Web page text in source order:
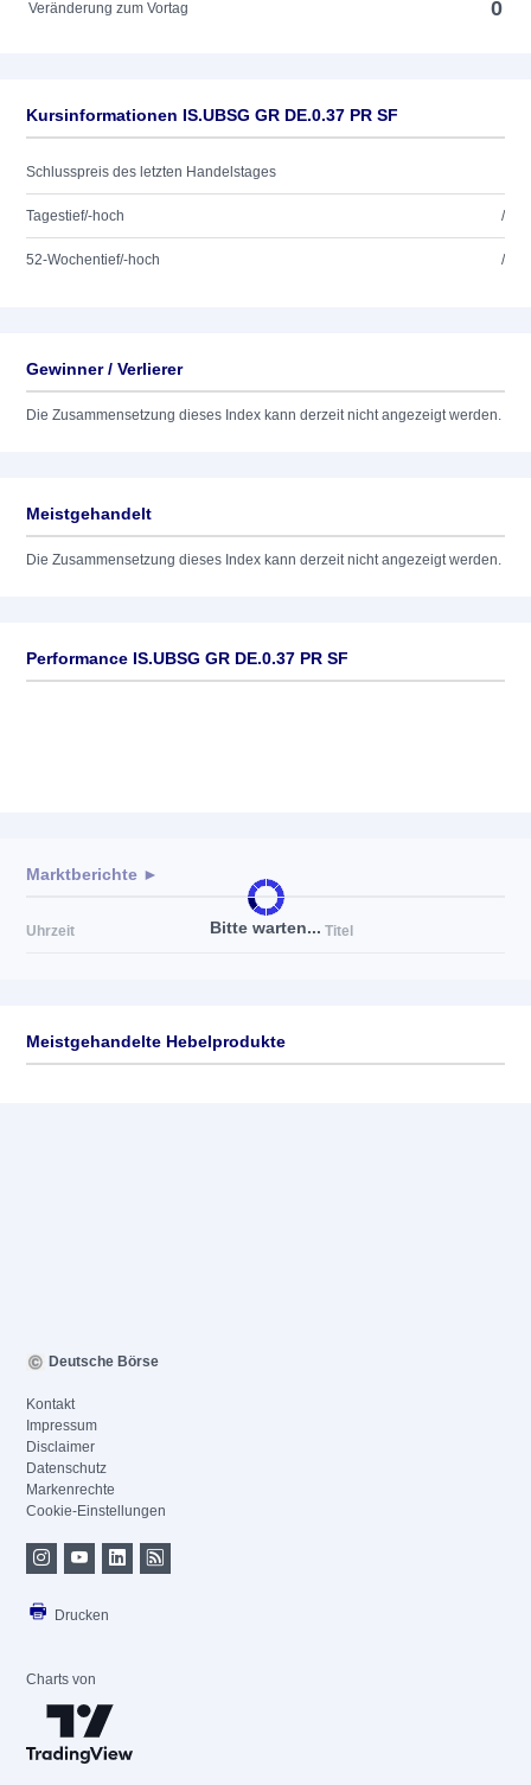
Veränderung zum Vortag 0
Kursinformationen IS.UBSG GR DE.0.37 PR SF
Schlusspreis des letzten Handelstages
Tagestief/-hoch /
52-Wochentief/-hoch /
Gewinner / Verlierer
Die Zusammensetzung dieses Index kann derzeit nicht angezeigt werden.
Meistgehandelt
Die Zusammensetzung dieses Index kann derzeit nicht angezeigt werden.
Performance IS.UBSG GR DE.0.37 PR SF
Bitte warten...
Marktberichte ►
Uhrzeit Titel
Meistgehandelte Hebelprodukte
Deutsche Börse
Kontakt
Impressum
Disclaimer
Datenschutz
Markenrechte
Cookie-Einstellungen
Drucken
Charts von